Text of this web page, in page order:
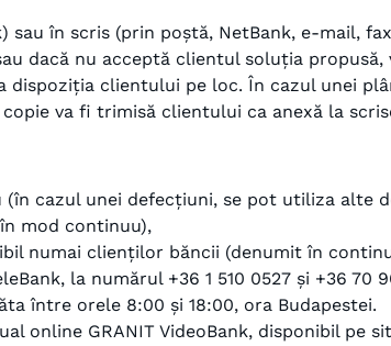
în scris (prin poștă, NetBank, e-mail,
dacă nu acceptă clientul soluția
dispoziția clientului pe loc. În cazul unei
va fi trimisă clientului ca anexă la
cazul unei defecțiuni, se pot utiliza alte
mod continuu),
numai clienților băncii (denumit în
la numărul +36 1 510 0527 și +36 70
între orele 8:00 și 18:00, ora Budapestei.
online GRANIT VideoBank, disponibil pe